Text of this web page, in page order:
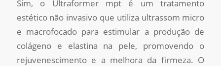
Sim, o Ultraformer mpt é um tratamento
estético não invasivo que utiliza ultrassom micro
e macrofocado para estimular a produção de
colágeno e elastina na pele, promovendo o
rejuvenescimento e a melhora da firmeza. O